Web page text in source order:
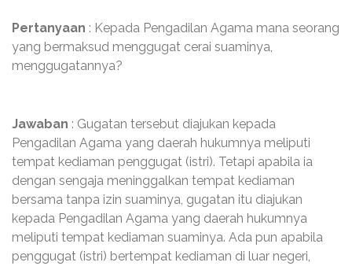
Pertanyaan : Kepada Pengadilan Agama mana seorang
yang bermaksud menggugat cerai suaminya,
menggugatannya?
Jawaban : Gugatan tersebut diajukan kepada
Pengadilan Agama yang daerah hukumnya meliputi
tempat kediaman penggugat (istri). Tetapi apabila ia
dengan sengaja meninggalkan tempat kediaman
bersama tanpa izin suaminya, gugatan itu diajukan
kepada Pengadilan Agama yang daerah hukumnya
meliputi tempat kediaman suaminya. Ada pun apabila
penggugat (istri) bertempat kediaman di luar negeri,